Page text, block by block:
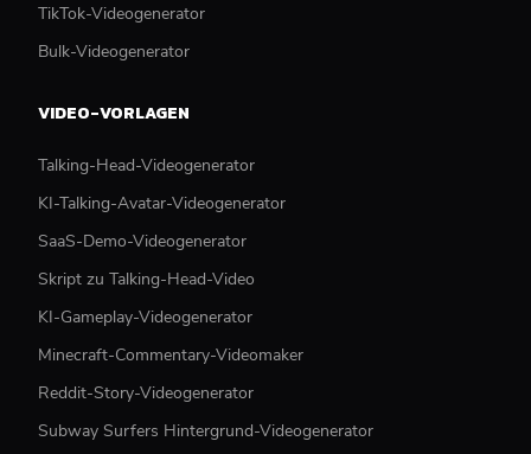
TikTok-Videogenerator
Bulk-Videogenerator
VIDEO-VORLAGEN
Talking-Head-Videogenerator
KI-Talking-Avatar-Videogenerator
SaaS-Demo-Videogenerator
Skript zu Talking-Head-Video
KI-Gameplay-Videogenerator
Minecraft-Commentary-Videomaker
Reddit-Story-Videogenerator
Subway Surfers Hintergrund-Videogenerator